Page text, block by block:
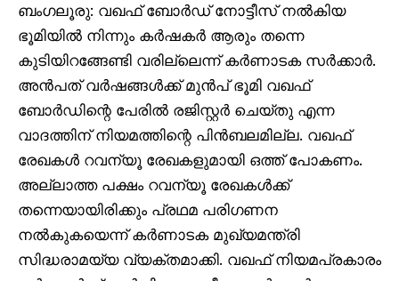
ബംഗലൂരു: വഖഫ് ബോർഡ് നോട്ടീസ് നൽകിയ
ഭൂമിയിൽ നിന്നും കർഷകർ ആരും തന്നെ
കുടിയിറങ്ങേണ്ടി വരില്ലെന്ന് കർണാടക സർക്കാർ.
അൻപത് വർഷങ്ങൾക്ക് മുൻപ് ഭൂമി വഖഫ്
ബോർഡിന്റെ പേരിൽ രജിസ്റ്റർ ചെയ്തു എന്ന
വാദത്തിന് നിയമത്തിന്റെ പിൻബലമില്ല. വഖഫ്
രേഖകൾ റവന്യൂ രേഖകളുമായി ഒത്ത് പോകണം.
അല്ലാത്ത പക്ഷം റവന്യൂ രേഖകൾക്ക്
തന്നെയായിരിക്കും പ്രഥമ പരിഗണന
നൽകുകയെന്ന് കർണാടക മുഖ്യമന്ത്രി
സിദ്ധരാമയ്യ വ്യക്തമാക്കി. വഖഫ് നിയമപ്രകാരം